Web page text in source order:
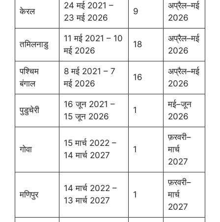
केरल
24 मई 2021 –
23 मई 2026
9
अप्रैल–मई
2026
तमिलनाडु
11 मई 2021 – 10
मई 2026
18
अप्रैल–मई
2026
पश्चिम
बंगाल
8 मई 2021 – 7
मई 2026
16
अप्रैल–मई
2026
पुडुचेरी
16 जून 2021 –
15 जून 2026
1
मई–जून
2026
गोवा
15 मार्च 2022 –
14 मार्च 2027
1
फ़रवरी–
मार्च
2027
मणिपुर
14 मार्च 2022 –
13 मार्च 2027
1
फ़रवरी–
मार्च
2027